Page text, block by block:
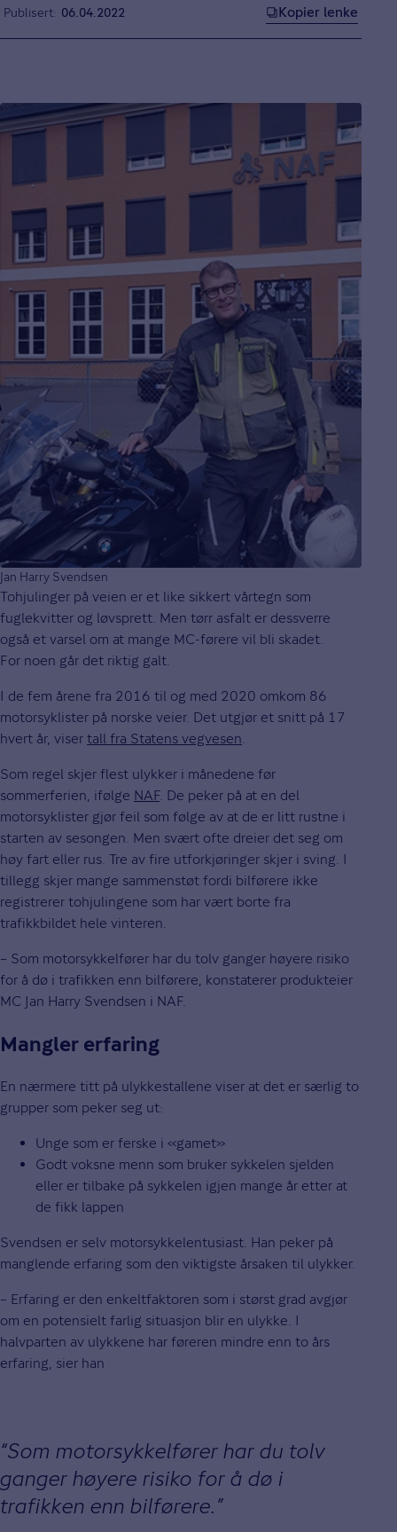
Publisert 06.04.2022 Kopier lenke
Jan Harry Svendsen
Tohjulinger på veien er et like sikkert vårtegn som
fuglekvitter og løvsprett. Men tørr asfalt er dessverre
også et varsel om at mange MC-førere vil bli skadet.
For noen går det riktig galt.
I de fem årene fra 2016 til og med 2020 omkom 86
motorsyklister på norske veier. Det utgjør et snitt på 17
hvert år, viser tall fra Statens vegvesen.
Som regel skjer flest ulykker i månedene før
sommerferien, ifølge NAF. De peker på at en del
motorsyklister gjør feil som følge av at de er litt rustne i
starten av sesongen. Men svært ofte dreier det seg om
høy fart eller rus. Tre av fire utforkjøringer skjer i sving. I
tillegg skjer mange sammenstøt fordi bilførere ikke
registrerer tohjulingene som har vært borte fra
trafikkbildet hele vinteren.
– Som motorsykkelfører har du tolv ganger høyere risiko
for å dø i trafikken enn bilførere, konstaterer produkteier
MC Jan Harry Svendsen i NAF.
Mangler erfaring
En nærmere titt på ulykkestallene viser at det er særlig to
grupper som peker seg ut:
Unge som er ferske i «gamet»
Godt voksne menn som bruker sykkelen sjelden
eller er tilbake på sykkelen igjen mange år etter at
de fikk lappen
Svendsen er selv motorsykkelentusiast. Han peker på
manglende erfaring som den viktigste årsaken til ulykker.
– Erfaring er den enkeltfaktoren som i størst grad avgjør
om en potensielt farlig situasjon blir en ulykke. I
halvparten av ulykkene har føreren mindre enn to års
erfaring, sier han
Som motorsykkelfører har du tolv
ganger høyere risiko for å dø i
trafikken enn bilførere.